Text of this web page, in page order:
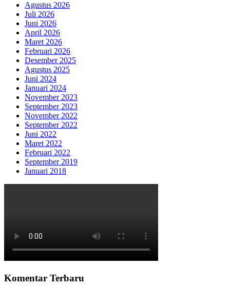
Agustus 2026
Juli 2026
Juni 2026
April 2026
Maret 2026
Februari 2026
Desember 2025
Agustus 2025
Juni 2024
Januari 2024
November 2023
September 2023
November 2022
September 2022
Juni 2022
Maret 2022
Februari 2022
September 2019
Januari 2018
Komentar Terbaru